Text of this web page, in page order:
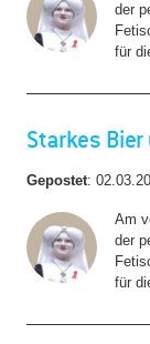
der
für
Starkes
Gepostet:
Am
der
für